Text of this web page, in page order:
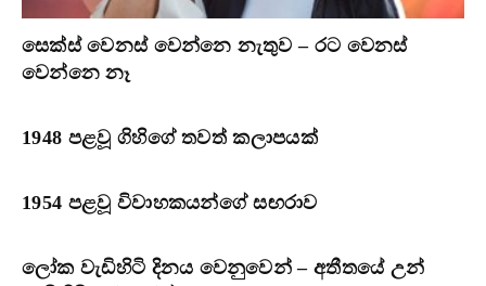
සෙක්ස් වෙනස් වෙන්නෙ නැතුව – රට වෙනස්
වෙන්නෙ නෑ
1948 පළවූ ගිහිගේ තවත් කලාපයක්
1954 පළවූ විවාහකයන්ගේ සඟරාව
ලෝක වැඩිහිටි දිනය වෙනුවෙන් – අතීතයේ උන්